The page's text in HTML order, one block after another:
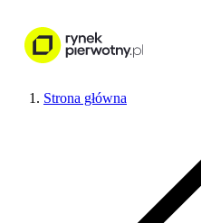
Strona główna